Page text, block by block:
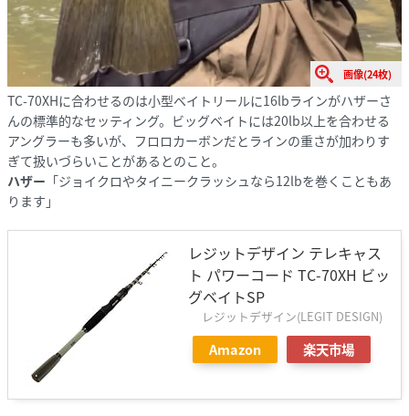
画像(24枚)
TC-70XHに合わせるのは小型ベイトリールに16lbラインがハザーさ
んの標準的なセッティング。ビッグベイトには20lb以上を合わせる
アングラーも多いが、フロロカーボンだとラインの重さが加わりす
ぎて扱いづらいことがあるとのこと。
ハザー 「ジョイクロやタイニークラッシュなら12lbを巻くこともあ
ります」
レジットデザイン テレキャス
ト パワーコード TC-70XH ビッ
グベイトSP
レジットデザイン(LEGIT DESIGN)
Amazon 楽天市場